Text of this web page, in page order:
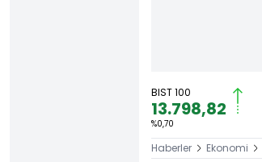
BIST 100
13.798,82
%0,70
Haberler Ekonomi